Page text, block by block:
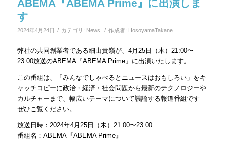
ABEMA『ABEMA Prime』に出演しま
す
2024年4月24日 / カテゴリ: News / 作成者: HosoyamaTakane
弊社の共同創業者である細山貴嶺が、4月25日（木）21:00〜
23:00放送のABEMA『ABEMA Prime』に出演いたします。
この番組は、「みんなでしゃべるとニュースはおもしろい」をキ
ャッチコピーに政治・経済・社会問題から最新のテクノロジーや
カルチャーまで、幅広いテーマについて議論する報道番組です
ぜひご覧ください。
放送日時：2024年4月25日（木）21:00〜23:00
番組名：ABEMA『ABEMA Prime』